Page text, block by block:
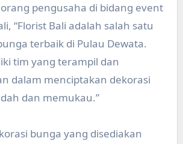
pengusaha di bidang event
“Florist Bali adalah salah satu
terbaik di Pulau Dewata.
tim yang terampil dan
dalam menciptakan dekorasi
dan memukau.”
bunga yang disediakan